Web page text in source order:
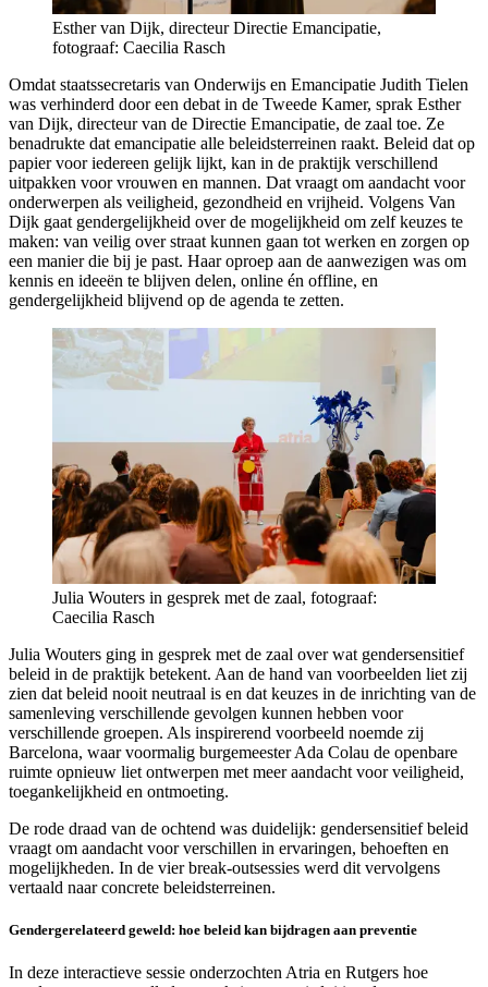
Esther van Dijk, directeur Directie Emancipatie,
fotograaf: Caecilia Rasch
Omdat staatssecretaris van Onderwijs en Emancipatie Judith Tielen
was verhinderd door een debat in de Tweede Kamer, sprak Esther
van Dijk, directeur van de Directie Emancipatie, de zaal toe. Ze
benadrukte dat emancipatie alle beleidsterreinen raakt. Beleid dat op
papier voor iedereen gelijk lijkt, kan in de praktijk verschillend
uitpakken voor vrouwen en mannen. Dat vraagt om aandacht voor
onderwerpen als veiligheid, gezondheid en vrijheid. Volgens Van
Dijk gaat gendergelijkheid over de mogelijkheid om zelf keuzes te
maken: van veilig over straat kunnen gaan tot werken en zorgen op
een manier die bij je past. Haar oproep aan de aanwezigen was om
kennis en ideeën te blijven delen, online én offline, en
gendergelijkheid blijvend op de agenda te zetten.
Julia Wouters in gesprek met de zaal, fotograaf:
Caecilia Rasch
Julia Wouters ging in gesprek met de zaal over wat gendersensitief
beleid in de praktijk betekent. Aan de hand van voorbeelden liet zij
zien dat beleid nooit neutraal is en dat keuzes in de inrichting van de
samenleving verschillende gevolgen kunnen hebben voor
verschillende groepen. Als inspirerend voorbeeld noemde zij
Barcelona, waar voormalig burgemeester Ada Colau de openbare
ruimte opnieuw liet ontwerpen met meer aandacht voor veiligheid,
toegankelijkheid en ontmoeting.
De rode draad van de ochtend was duidelijk: gendersensitief beleid
vraagt om aandacht voor verschillen in ervaringen, behoeften en
mogelijkheden. In de vier break-outsessies werd dit vervolgens
vertaald naar concrete beleidsterreinen.
Gendergerelateerd geweld: hoe beleid kan bijdragen aan preventie
In deze interactieve sessie onderzochten Atria en Rutgers hoe